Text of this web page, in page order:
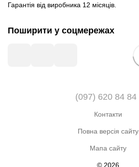
Гарантія від виробника 12 місяців.
Поширити у соцмережах
(097) 620 84 84
Контакти
Повна версія сайту
Мапа сайту
© 2026